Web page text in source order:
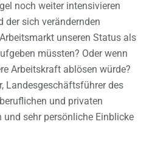
noch weiter intensivieren
der sich verändernden
unseren Status als
müssten? Oder wenn
Arbeitskraft ablösen würde?
Landesgeschäftsführer des
und privaten
sehr persönliche Einblicke